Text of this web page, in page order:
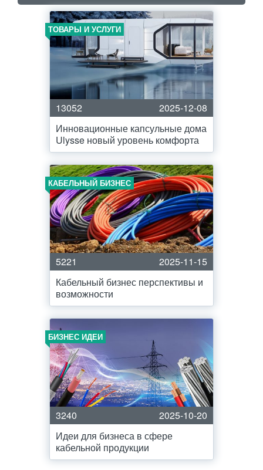
ТОВАРЫ И УСЛУГИ
13052
2025-12-08
Инновационные капсульные дома
Ulysse новый уровень комфорта
КАБЕЛЬНЫЙ БИЗНЕС
5221
2025-11-15
Кабельный бизнес перспективы и
возможности
БИЗНЕС ИДЕИ
3240
2025-10-20
Идеи для бизнеса в сфере
кабельной продукции